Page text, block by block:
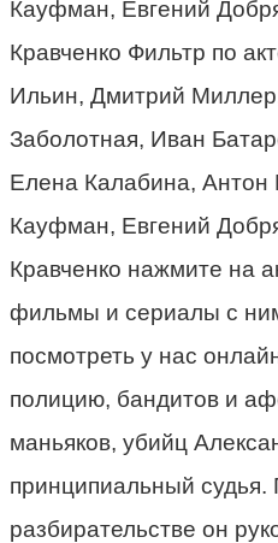
Кауфман, Евгений
Кравченко Фильтр по
Ильин, Дмитрий
Заболотная, Иван
Елена Калабина, Антон
Кауфман, Евгений
Кравченко нажмите на
фильмы и сериалы с
посмотреть у нас
полицию, бандитов и
маньяков, убийц
принципиальный
разбирательстве он